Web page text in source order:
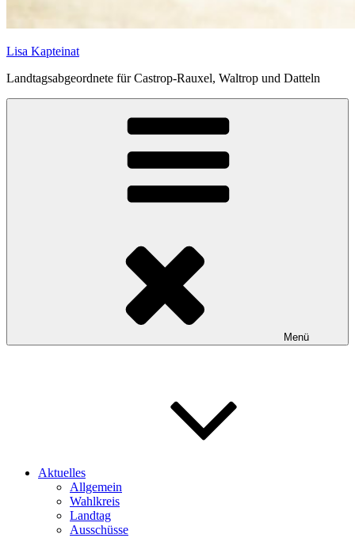
Lisa Kapteinat
Landtagsabgeordnete für Castrop-Rauxel, Waltrop und Datteln
Menü
Aktuelles
Allgemein
Wahlkreis
Landtag
Ausschüsse